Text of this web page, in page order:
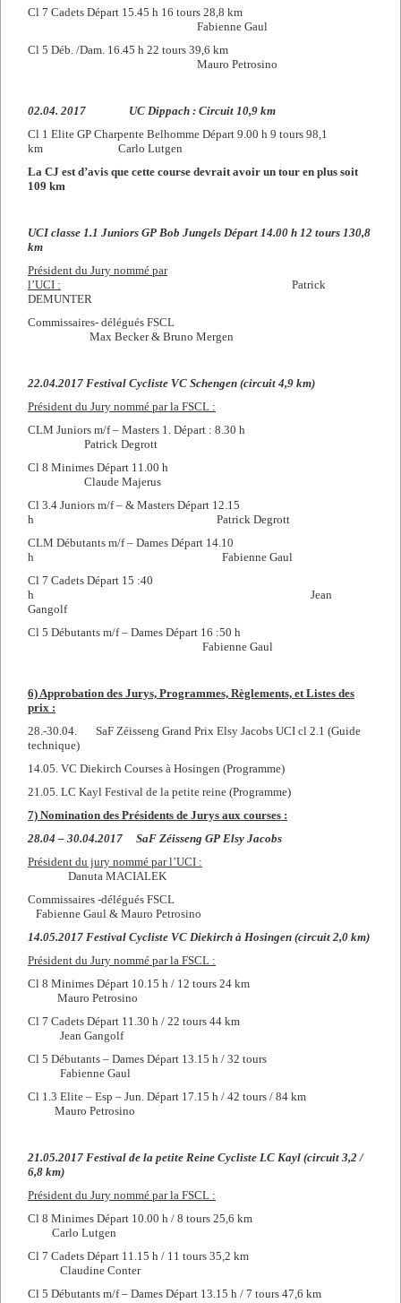
Cl 7 Cadets Départ 15.45 h 16 tours 28,8 km
Fabienne Gaul
Cl 5 Déb. /Dam. 16.45 h 22 tours 39,6 km
Mauro Petrosino
02.04. 2017 UC Dippach : Circuit 10,9 km
Cl 1 Elite GP Charpente Belhomme Départ 9.00 h 9 tours 98,1
km Carlo Lutgen
La CJ est d’avis que cette course devrait avoir un tour en plus soit
109 km
UCI classe 1.1 Juniors GP Bob Jungels Départ 14.00 h 12 tours 130,8
km
Président du Jury nommé par
l’UCI : Patrick
DEMUNTER
Commissaires- délégués FSCL
Max Becker & Bruno Mergen
22.04.2017 Festival Cycliste VC Schengen (circuit 4,9 km)
Président du Jury nommé par la FSCL :
CLM Juniors m/f – Masters 1. Départ : 8.30 h
Patrick Degrott
Cl 8 Minimes Départ 11.00 h
Claude Majerus
Cl 3.4 Juniors m/f – & Masters Départ 12.15
h Patrick Degrott
CLM Débutants m/f – Dames Départ 14.10
h Fabienne Gaul
Cl 7 Cadets Départ 15 :40
h Jean
Gangolf
Cl 5 Débutants m/f – Dames Départ 16 :50 h
Fabienne Gaul
6) Approbation des Jurys, Programmes, Règlements, et Listes des
prix :
28.-30.04. SaF Zéisseng Grand Prix Elsy Jacobs UCI cl 2.1 (Guide
technique)
14.05. VC Diekirch Courses à Hosingen (Programme)
21.05. LC Kayl Festival de la petite reine (Programme)
7) Nomination des Présidents de Jurys aux courses :
28.04 – 30.04.2017 SaF Zéisseng GP Elsy Jacobs
Président du jury nommé par l’UCI :
Danuta MACIALEK
Commissaires -délégués FSCL
Fabienne Gaul & Mauro Petrosino
14.05.2017 Festival Cycliste VC Diekirch à Hosingen (circuit 2,0 km)
Président du Jury nommé par la FSCL :
Cl 8 Minimes Départ 10.15 h / 12 tours 24 km
Mauro Petrosino
Cl 7 Cadets Départ 11.30 h / 22 tours 44 km
Jean Gangolf
Cl 5 Débutants – Dames Départ 13.15 h / 32 tours
Fabienne Gaul
Cl 1.3 Elite – Esp – Jun. Départ 17.15 h / 42 tours / 84 km
Mauro Petrosino
21.05.2017 Festival de la petite Reine Cycliste LC Kayl (circuit 3,2 /
6,8 km)
Président du Jury nommé par la FSCL :
Cl 8 Minimes Départ 10.00 h / 8 tours 25,6 km
Carlo Lutgen
Cl 7 Cadets Départ 11.15 h / 11 tours 35,2 km
Claudine Conter
Cl 5 Débutants m/f – Dames Départ 13.15 h / 7 tours 47,6 km